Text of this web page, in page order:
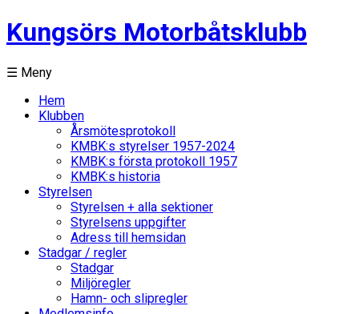
Kungsörs Motorbåtsklubb
☰ Meny
Hem
Klubben
Årsmötesprotokoll
KMBK:s styrelser 1957-2024
KMBK:s första protokoll 1957
KMBK:s historia
Styrelsen
Styrelsen + alla sektioner
Styrelsens uppgifter
Adress till hemsidan
Stadgar / regler
Stadgar
Miljöregler
Hamn- och slipregler